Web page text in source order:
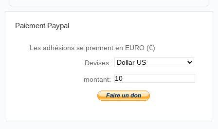
Paiement Paypal
Les adhésions se prennent en EURO (€)
Devises:
montant: